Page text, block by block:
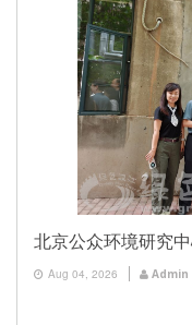
北京公众环境研究
Aug 04, 2026 Admin